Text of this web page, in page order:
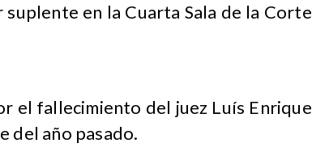
en la Cuarta Sala de la Corte
el fallecimiento del juez Luís Enrique
del año pasado.